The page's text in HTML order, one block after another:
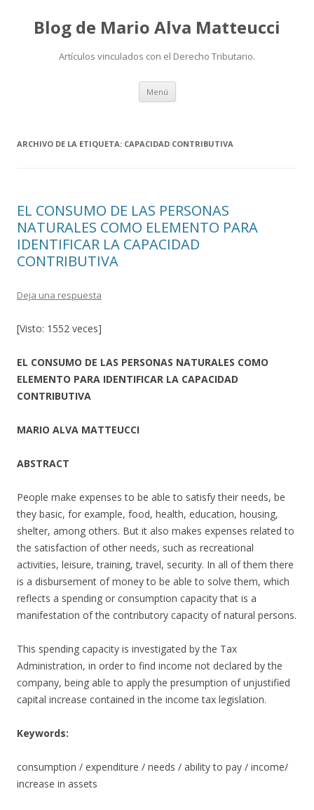
Blog de Mario Alva Matteucci
Artículos vinculados con el Derecho Tributario.
Menú Ir
contenido
ARCHIVO DE LA ETIQUETA: CAPACIDAD CONTRIBUTIVA
EL CONSUMO DE LAS PERSONAS
NATURALES COMO ELEMENTO PARA
IDENTIFICAR LA CAPACIDAD
CONTRIBUTIVA
Deja una respuesta
[Visto: 1552 veces]
EL CONSUMO DE LAS PERSONAS NATURALES COMO
ELEMENTO PARA IDENTIFICAR LA CAPACIDAD
CONTRIBUTIVA
MARIO ALVA MATTEUCCI
ABSTRACT
People make expenses to be able to satisfy their needs, be
they basic, for example, food, health, education, housing,
shelter, among others. But it also makes expenses related to
the satisfaction of other needs, such as recreational
activities, leisure, training, travel, security. In all of them there
is a disbursement of money to be able to solve them, which
reflects a spending or consumption capacity that is a
manifestation of the contributory capacity of natural persons.
This spending capacity is investigated by the Tax
Administration, in order to find income not declared by the
company, being able to apply the presumption of unjustified
capital increase contained in the income tax legislation.
Keywords:
consumption / expenditure / needs / ability to pay / income/
increase in assets